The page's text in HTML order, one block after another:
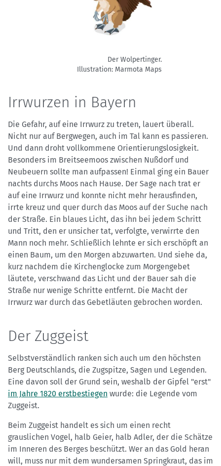
Der Wolpertinger.
Illustration: Marmota Maps
Irrwurzen in Bayern
Die Gefahr, auf eine Irrwurz zu treten, lauert überall.
Nicht nur auf Bergwegen, auch im Tal kann es passieren.
Und dann droht vollkommene Orientierungslosigkeit.
Besonders im Breitseemoos zwischen Nußdorf und
Neubeuern sollte man aufpassen! Einmal ging ein Bauer
nachts durchs Moos nach Hause. Der Sage nach trat er
auf eine Irrwurz und konnte nicht mehr herausfinden,
irrte kreuz und quer durch das Moos auf der Suche nach
der Straße. Ein blaues Licht, das ihn bei jedem Schritt
und Tritt, den er unsicher tat, verfolgte, verwirrte den
Mann noch mehr. Schließlich lehnte er sich erschöpft an
einen Baum, um den Morgen abzuwarten. Und siehe da,
kurz nachdem die Kirchenglocke zum Morgengebet
läutete, verschwand das Licht und der Bauer sah die
Straße nur wenige Schritte entfernt. Die Macht der
Irrwurz war durch das Gebetläuten gebrochen worden.
Der Zuggeist
Selbstverständlich ranken sich auch um den höchsten
Berg Deutschlands, die Zugspitze, Sagen und Legenden.
Eine davon soll der Grund sein, weshalb der Gipfel "erst"
im Jahre 1820 erstbestiegen wurde: die Legende vom
Zuggeist.
Beim Zuggeist handelt es sich um einen recht
grauslichen Vogel, halb Geier, halb Adler, der die Schätze
im Inneren des Berges beschützt. Wer an das Gold heran
will, muss nur mit dem wundersamen Springkraut, das im